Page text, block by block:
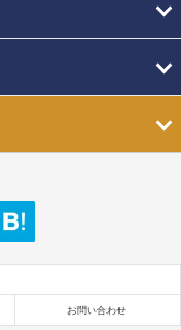
お問い合わせ